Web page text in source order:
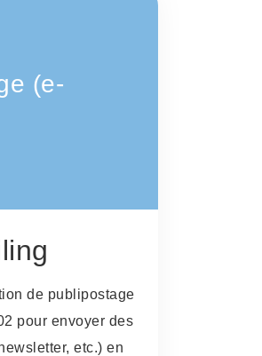
(e-
de publipostage
pour envoyer des
etc.) en